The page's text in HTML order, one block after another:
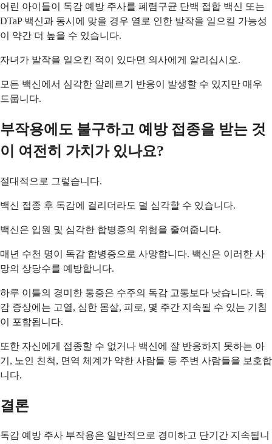
어린 아이들이 독감 예방 주사를 폐렴구균 단백 접합 백신 또는
DTaP 백신과 동시에 맞을 경우 열로 인한 발작을 일으킬 가능성
이 약간 더 높을 수 있습니다.
자녀가 발작을 일으킨 적이 있다면 의사에게 알리십시오.
모든 백신에서 심각한 알레르기 반응이 발생할 수 있지만 매우
드뭅니다.
부작용에도 불구하고 예방 접종을 받는 것
이 여전히 가치가 있나요?
절대적으로 그렇습니다.
백신 접종 후 독감에 걸리더라도 덜 심각할 수 있습니다.
백신은 입원 및 심각한 합병증의 위험을 줄여줍니다.
매년 수천 명이 독감 합병증으로 사망합니다. 백신은 이러한 사
망의 상당수를 예방합니다.
하루 이틀의 경미한 통증은 수주의 독감 고통보다 낫습니다. 독
감 증상에는 고열, 심한 몸살, 피로, 몇 주간 지속될 수 있는 기침
이 포함됩니다.
또한 자신에게 접종할 수 없거나 백신에 잘 반응하지 못하는 아
기, 노인 친척, 면역 체계가 약한 사람들 등 주변 사람들을 보호합
니다.
결론
독감 예방 주사 부작용은 일반적으로 경미하고 단기간 지속됩니